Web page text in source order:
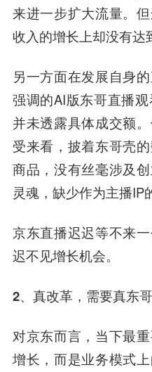
来进一步扩大流量。
收入的增长上却没有达
另一方面在发展自身
强调的AI版东哥直播观
并未透露具体成交额
受来看，披着东哥壳
商品，没有丝毫涉及
灵魂，缺少作为主播IP
京东直播迟迟等不来
迟不见增长机会。
2、真改革，需要真东哥
对京东而言，当下最
增长，而是业务模式